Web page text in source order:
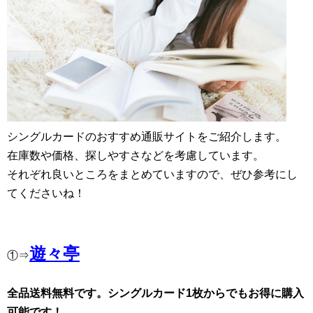
シングルカードのおすすめ通販サイトをご紹介します。
在庫数や価格、探しやすさなどを考慮しています。
それぞれ良いところをまとめていますので、ぜひ参考にし
てくださいね！
①⇒遊々亭
全品送料無料です。シングルカード1枚からでもお得に購入